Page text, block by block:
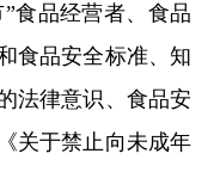
食品经营者、食品
食品安全标准、知
法律意识、食品安
关于禁止向未成年